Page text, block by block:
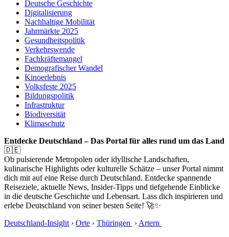
Deutsche Geschichte
Digitalisierung
Nachhaltige Mobilität
Jahrmärkte 2025
Gesundheitspolitik
Verkehrswende
Fachkräftemangel
Demografischer Wandel
Kinoerlebnis
Volksfeste 2025
Bildungspolitik
Infrastruktur
Biodiversität
Klimaschutz
Entdecke Deutschland – Das Portal für alles rund um das Land
🇩🇪
Ob pulsierende Metropolen oder idyllische Landschaften,
kulinarische Highlights oder kulturelle Schätze – unser Portal nimmt
dich mit auf eine Reise durch Deutschland. Entdecke spannende
Reiseziele, aktuelle News, Insider-Tipps und tiefgehende Einblicke
in die deutsche Geschichte und Lebensart. Lass dich inspirieren und
erlebe Deutschland von seiner besten Seite! 🚀✨
Deutschland-Insight › Orte › Thüringen › Artern